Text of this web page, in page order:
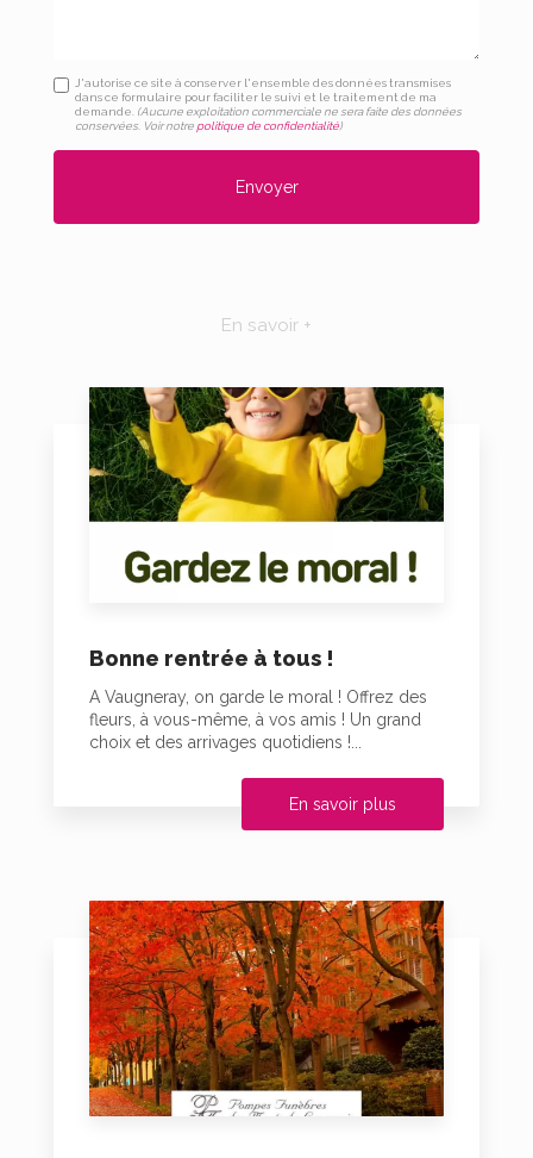
J'autorise ce site à conserver l'ensemble des données transmises
dans ce formulaire pour faciliter le suivi et le traitement de ma
demande. (Aucune exploitation commerciale ne sera faite des données
conservées. Voir notre politique de confidentialité)
En savoir +
Bonne rentrée à tous !
A Vaugneray, on garde le moral ! Offrez des
fleurs, à vous-même, à vos amis ! Un grand
choix et des arrivages quotidiens !...
En savoir plus